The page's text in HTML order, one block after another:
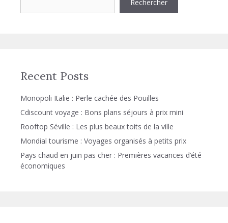
Rechercher
Recent Posts
Monopoli Italie : Perle cachée des Pouilles
Cdiscount voyage : Bons plans séjours à prix mini
Rooftop Séville : Les plus beaux toits de la ville
Mondial tourisme : Voyages organisés à petits prix
Pays chaud en juin pas cher : Premières vacances d’été
économiques